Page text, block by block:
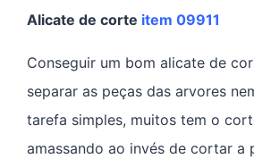
Alicate de corte item 09911
Conseguir um bom alicate de
separar as peças das arvores
tarefa simples, muitos tem o
amassando ao invés de cortar a